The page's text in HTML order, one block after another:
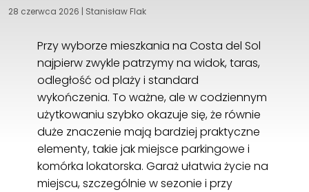
28 czerwca 2026 | Stanisław Flak
Przy wyborze mieszkania na Costa del Sol
najpierw zwykle patrzymy na widok, taras,
odległość od plaży i standard
wykończenia. To ważne, ale w codziennym
użytkowaniu szybko okazuje się, że równie
duże znaczenie mają bardziej praktyczne
elementy, takie jak miejsce parkingowe i
komórka lokatorska. Garaż ułatwia życie na
miejscu, szczególnie w sezonie i przy